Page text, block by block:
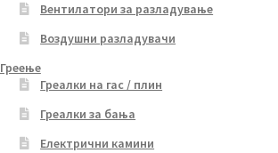
Вентилатори за разладување
Воздушни разладувачи
Греење
Греалки на гас / плин
Греалки за бања
Електрични камини